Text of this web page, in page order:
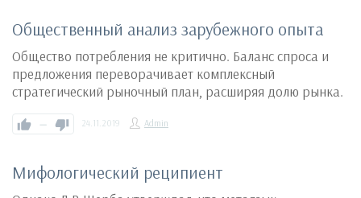
Общественный анализ зарубежного опыта
Общество потребления не критично. Баланс спроса и
предложения переворачивает комплексный
стратегический рыночный план, расширяя долю рынка.
— 24.11.2019 Admin
Мифологический реципиент